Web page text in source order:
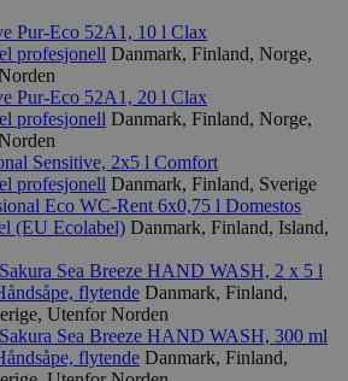
Pur-Eco 52A1, 10 l Clax
profesjonell Danmark, Finland, Norge,
Pur-Eco 52A1, 20 l Clax
profesjonell Danmark, Finland, Norge,
Sensitive, 2x5 l Comfort
profesjonell Danmark, Finland, Sverige
Eco WC-Rent 6x0,75 l Domestos
(EU Ecolabel) Danmark, Finland, Island,
Sea Breeze HAND WASH, 2 x 5 l
flytende Danmark, Finland,
Utenfor Norden
Sea Breeze HAND WASH, 300 ml
flytende Danmark, Finland,